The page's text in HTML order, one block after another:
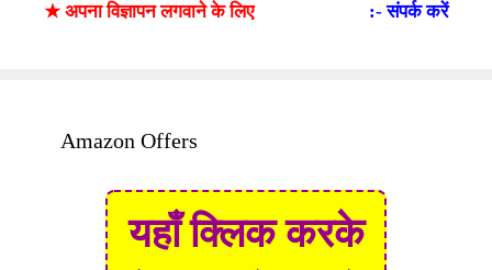
★ अपना विज्ञापन लगवाने के लिए :- संपर्क करें
Amazon Offers
यहाँ क्लिक करके